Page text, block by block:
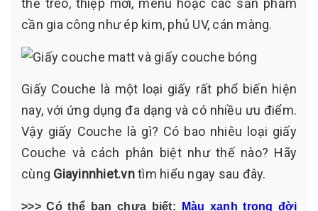
thẻ treo, thiệp mời, menu hoặc các sản phẩm
cần gia công như ép kim, phủ UV, cán màng.
Giấy Couche là một loại giấy rất phổ biến hiện
nay, với ứng dụng đa dạng và có nhiều ưu điểm.
Vậy giấy Couche là gì? Có bao nhiêu loại giấy
Couche và cách phân biệt như thế nào? Hãy
cùng Giayinnhiet.vntìm hiểu ngay sau đây.
>>> Có thể bạn chưa biết:
Màu xanh trong đời